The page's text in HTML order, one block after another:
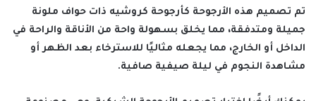
تم تصميم هذه الأرجوحة كأرجوحة كروشيه ذات حواف ملونة
جميلة ومتدفقة، مما يخلق بسهولة واحة من الأناقة والراحة في
الداخل أو الخارج، مما يجعله مثاليًا للاسترخاء بعد الظهر أو
مشاهدة النجوم في ليلة صيفية صافية.